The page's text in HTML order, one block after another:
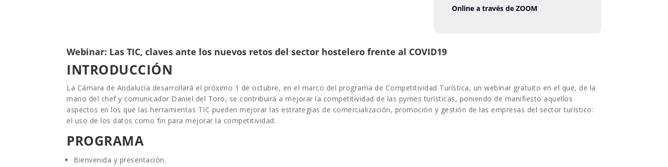
Online a través de ZOOM
Webinar: Las TIC, claves ante los nuevos retos del sector hostelero frente al COVID19
INTRODUCCIÓN
La Cámara de Andalucía desarrollará el próximo 1 de octubre, en el marco del programa de Competitividad Turística, un webinar gratuito en el que, de la
mano del chef y comunicador Daniel del Toro, se contribuirá a mejorar la competitividad de las pymes turísticas, poniendo de manifiesto aquellos
aspectos en los que las herramientas TIC pueden mejorar las estrategias de comercialización, promoción y gestión de las empresas del sector turístico:
el uso de los datos como fin para mejorar la competitividad.
PROGRAMA
Bienvenida y presentación.